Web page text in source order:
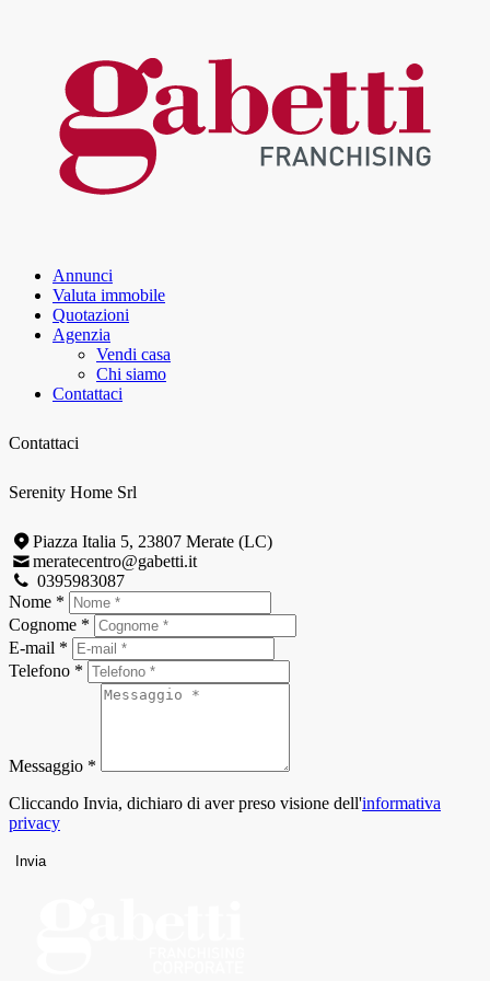
Annunci
Valuta immobile
Quotazioni
Agenzia
Vendi casa
Chi siamo
Contattaci
Contattaci
Serenity Home Srl
Piazza Italia 5, 23807 Merate (LC)
meratecentro@gabetti.it
0395983087
Nome *
Cognome *
E-mail *
Telefono *
Messaggio *
Cliccando Invia, dichiaro di aver preso visione dell'informativa
privacy
Invia